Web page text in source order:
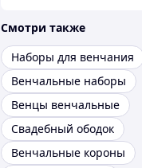
Смотри также
Наборы для венчания
Венчальные наборы
Венцы венчальные
Свадебный ободок
Венчальные короны